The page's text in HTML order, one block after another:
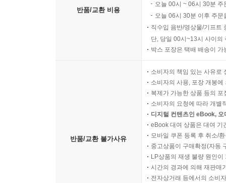
반품/교환 비용
오늘 00시 ~ 06시 30분
오늘 06시 30분 이후 주
직수입 음반/영상물/기프트
단, 당일 00시~13시 사이의
박스 포장은 택배 배송이
반품/교환 불가사유
소비자의 책임 있는 사유로
소비자의 사용, 포장 개봉
복제가 가능한 상품 등의
소비자의 요청에 따라 개별
디지털 컨텐츠인 eBook,
eBook 대여 상품은 대여 기
모바일 쿠폰 등록 후 취소/
중고상품이 구매확정(자동
LP상품의 재생 불량 원인
시간의 경과에 의해 재판매
전자상거래 등에서의 소비